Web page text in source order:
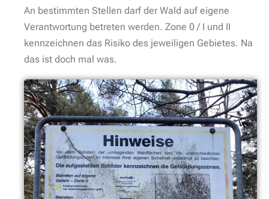
Kredit- oder Debitkarte, die unterstützt mich, um
fundierte Informationen wie diese zu sammeln und
hier mit ganz viel Herz aber werbefrei zur Verfügung
zu stellen. Vielen Dank vorab. / Sandra Hintringer
Irgendwann erreichen wir einen sandigen Waldweg
und biegen hinter einer Schranke links in ihn ein. An
dieser Schranke steht nochmals der Hinweis, dass
dieser Bereich nur auf eigene Verantwortung betreten
werden darf. Das ist also eine Zone 0. Hier gefällt uns
der Weg wirklich gut und es wird auch gleich ganz
idyllisch. Drei Rehe springen vor uns aus dem Wald